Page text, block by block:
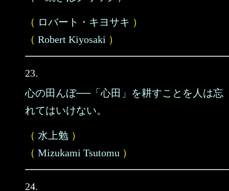
（ ロバート・キヨサキ ）
（ Robert Kiyosaki ）
23.
心の田んぼ──「心田」を耕すことを人は忘
れてはいけない。
（ 水上勉 ）
（ Mizukami Tsutomu ）
24.